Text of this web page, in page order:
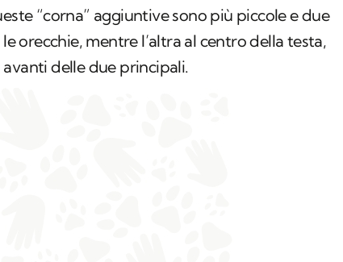
“corna” aggiuntive sono più piccole e due
orecchie, mentre l’altra al centro della testa,
delle due principali.